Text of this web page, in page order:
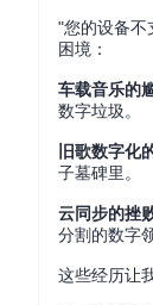
"您的设备
困境：
车载音乐的
数字垃圾。
旧歌数字化
子墓碑里。
云同步的挫
分割的数字
这些经历让